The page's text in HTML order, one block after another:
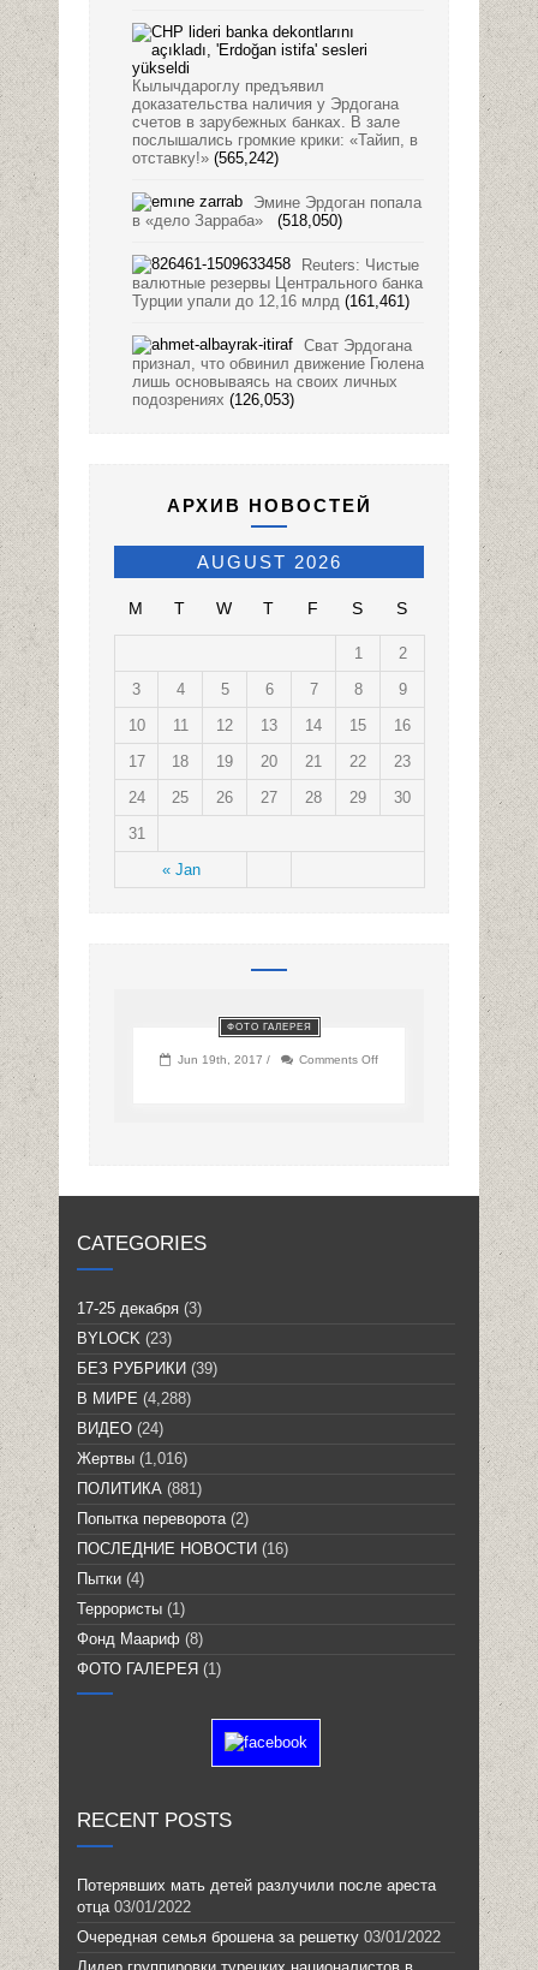
Кылычдароглу предъявил
доказательства наличия у Эрдогана
счетов в зарубежных банках. В зале
послышались громкие крики: «Тайип, в
отставку!» (565,242)
Эмине Эрдоган попала
в «дело Зарраба»
(518,050)
Reuters: Чистые
валютные резервы Центрального банка
Турции упали до 12,16 млрд (161,461)
Сват Эрдогана
признал, что обвинил движение Гюлена
лишь основываясь на своих личных
подозрениях (126,053)
АРХИВ НОВОСТЕЙ
AUGUST 2026
M T W T F S S
« Jan
1
2
3
4 5 6 7 8
9
10
11 12 13 14 15
16
17
18 19 20 21 22
23
24
25 26 27 28 29
30
31
ФОТО ГАЛЕРЕЯ
Jun 19th, 2017 / Comments Off
CATEGORIES
17-25 декабря (3)
BYLOCK (23)
БЕЗ РУБРИКИ (39)
В МИРЕ (4,288)
ВИДЕО (24)
Жертвы (1,016)
ПОЛИТИКА (881)
Попытка переворота(2)
ПОСЛЕДНИЕ НОВОСТИ (16)
Пытки (4)
Террористы (1)
Фонд Маариф (8)
ФОТО ГАЛЕРЕЯ (1)
RECENT POSTS
Потерявших мать детей разлучили после ареста
отца 03/01/2022
Очередная семья брошена за решетку 03/01/2022